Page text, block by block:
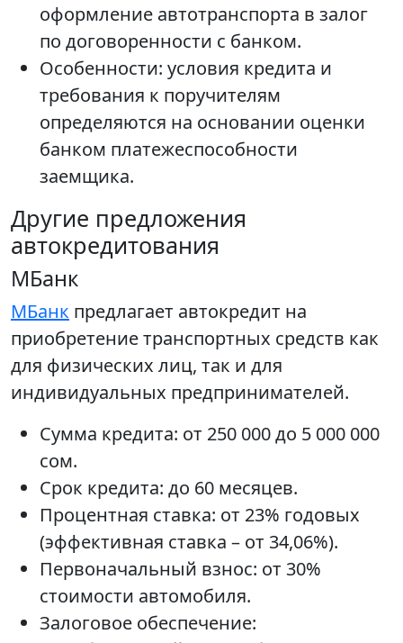
оформление автотранспорта в залог
по договоренности с банком.
Особенности: условия кредита и
требования к поручителям
определяются на основании оценки
банком платежеспособности
заемщика.
Другие предложения
автокредитования
МБанк
МБанк предлагает автокредит на
приобретение транспортных средств как
для физических лиц, так и для
индивидуальных предпринимателей.
Сумма кредита: от 250 000 до 5 000 000
сом.
Срок кредита: до 60 месяцев.
Процентная ставка: от 23% годовых
(эффективная ставка – от 34,06%).
Первоначальный взнос: от 30%
стоимости автомобиля.
Залоговое обеспечение: